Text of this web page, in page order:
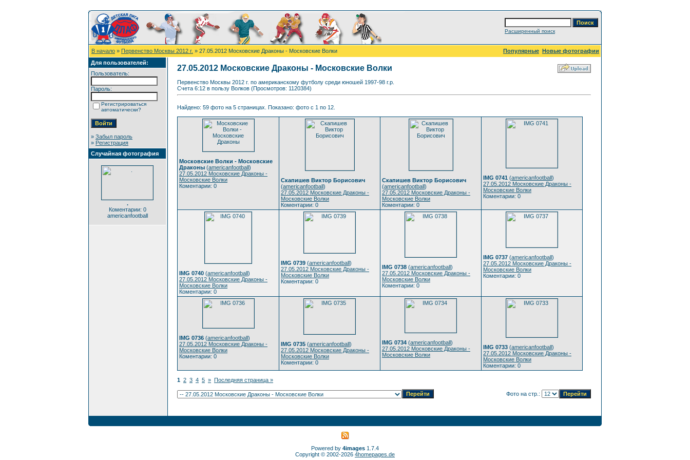
Расширенный поиск
В начало » Первенство Москвы 2012 г. » 27.05.2012 Московские Драконы - Московские Волки Популярные Новые фотографии
Для пользователей:
Пользователь:
Пароль:
Регистрироваться
автоматически?
» Забыл пароль
» Регистрация
Случайная фотография
.
Коментарии: 0
americanfootball
27.05.2012 Московские Драконы - Московские Волки
Первенство Москвы 2012 г. по американскому футболу среди юношей 1997-98 г.р.
Счета 6:12 в пользу Волков (Просмотров: 1120384)
Найдено: 59 фото на 5 страницах. Показано: фото с 1 по 12.
Московские Волки - Московские
Драконы (americanfootball)
27.05.2012 Московские Драконы -
Московские Волки
Коментарии: 0
Скапишев Виктор Борисович
(americanfootball)
27.05.2012 Московские Драконы -
Московские Волки
Коментарии: 0
Скапишев Виктор Борисович
(americanfootball)
27.05.2012 Московские Драконы -
Московские Волки
Коментарии: 0
IMG 0741 (americanfootball)
27.05.2012 Московские Драконы -
Московские Волки
Коментарии: 0
IMG 0740 (americanfootball)
27.05.2012 Московские Драконы -
Московские Волки
Коментарии: 0
IMG 0739 (americanfootball)
27.05.2012 Московские Драконы -
Московские Волки
Коментарии: 0
IMG 0738 (americanfootball)
27.05.2012 Московские Драконы -
Московские Волки
Коментарии: 0
IMG 0737 (americanfootball)
27.05.2012 Московские Драконы -
Московские Волки
Коментарии: 0
IMG 0736 (americanfootball)
27.05.2012 Московские Драконы -
Московские Волки
Коментарии: 0
IMG 0735 (americanfootball)
27.05.2012 Московские Драконы -
Московские Волки
Коментарии: 0
IMG 0734 (americanfootball)
27.05.2012 Московские Драконы -
Московские Волки
IMG 0733 (americanfootball)
27.05.2012 Московские Драконы -
Московские Волки
Коментарии: 0
1 2 3 4 5 » Последняя страница »
Фото на стр.:
Powered by 4images 1.7.4
Copyright © 2002-2026 4homepages.de